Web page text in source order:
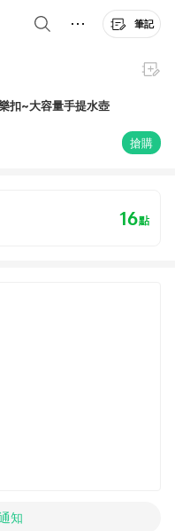
筆記
扣~大容量手提水壺
搶購
16點
知